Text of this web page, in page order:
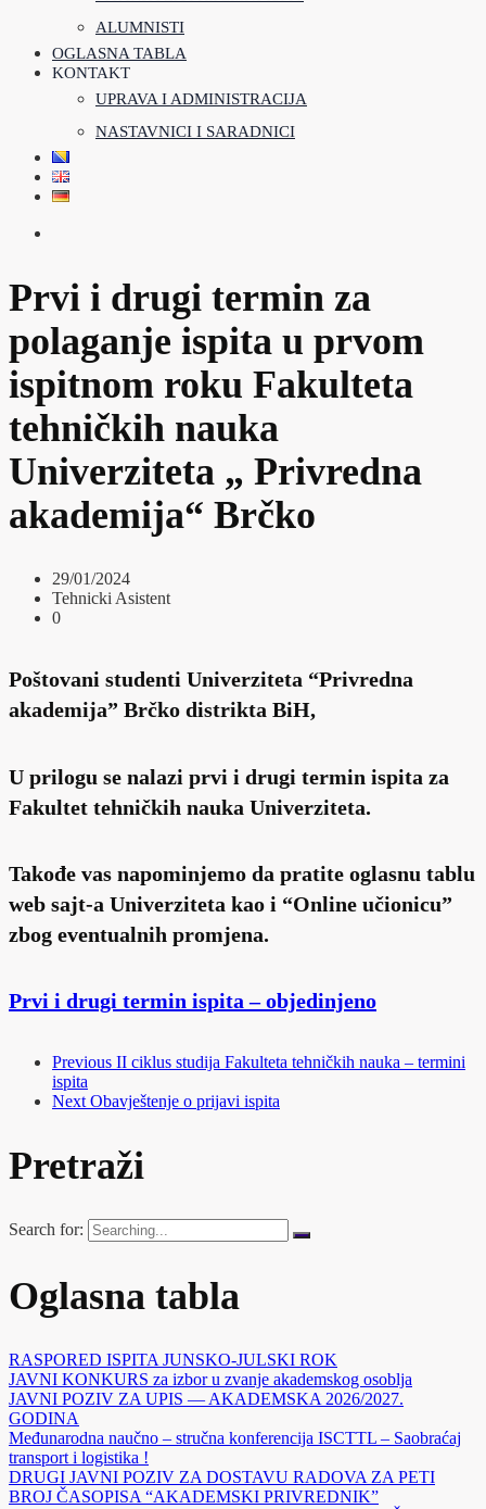
ALUMNISTI
OGLASNA TABLA
KONTAKT
UPRAVA I ADMINISTRACIJA
NASTAVNICI I SARADNICI
Prvi i drugi termin za
polaganje ispita u prvom
ispitnom roku Fakulteta
tehničkih nauka
Univerziteta „ Privredna
akademija“ Brčko
29/01/2024
Tehnicki Asistent
0
Poštovani studenti Univerziteta “Privredna
akademija” Brčko distrikta BiH,
U prilogu se nalazi prvi i drugi termin ispita za
Fakultet tehničkih nauka Univerziteta.
Takođe vas napominjemo da pratite oglasnu tablu
web sajt-a Univerziteta kao i “Online učionicu”
zbog eventualnih promjena.
Prvi i drugi termin ispita – objedinjeno
Previous II ciklus studija Fakulteta tehničkih nauka – termini
ispita
Next Obavještenje o prijavi ispita
Pretraži
Search for:
Oglasna tabla
RASPORED ISPITA JUNSKO-JULSKI ROK
JAVNI KONKURS za izbor u zvanje akademskog osoblja
JAVNI POZIV ZA UPIS — AKADEMSKA 2026/2027.
GODINA
Međunarodna naučno – stručna konferencija ISCTTL – Saobraćaj
transport i logistika !
DRUGI JAVNI POZIV ZA DOSTAVU RADOVA ZA PETI
BROJ ČASOPISA “AKADEMSKI PRIVREDNIK”